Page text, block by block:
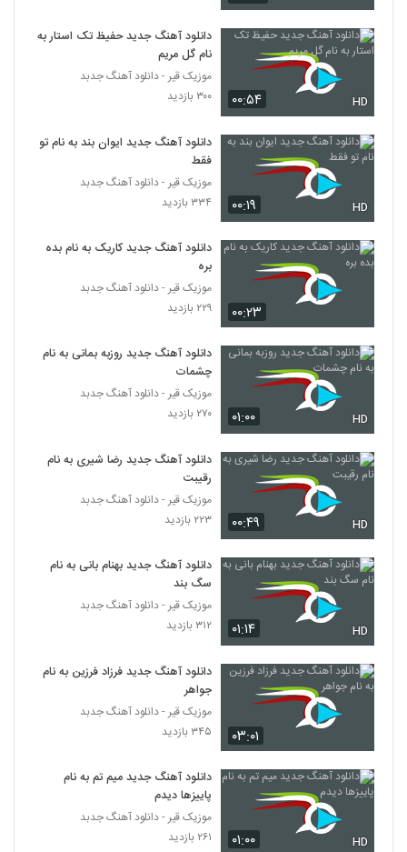
Masoud Zeynalpour Zadi Pas
5347
دانلود آهنگ دلهره از سیامک مدرسی
۱۹۹ بازدید
دانلود آهنگ پوریا کاظمی تلف (Pourya
Kazemi Talaf)
۲۳۲ بازدید
دانلود آهنگ جدید و زیبای علیرضا عبدی با نام
5350
۲۳۶ بازدید
5351
آهنگ زیبا تر از تو از میثم فائزنیا(پاپ)
۲۲۷ بازدید
Omidreza(I) Mohem Nist
5353
موزیک زیبای رسیدی (رمیکس) از فرشاد افشار
۲۳۴ بازدید
دانلود آهنگ جاوید روزای رفته
۲۳۳ بازدید
موزیک زیبای تنفر از طیب باقری
5356
دانلود آهنگ امیر حاجی قاسمی نمیتونم
دانلود آهنگ جدید و زیبای علی منتظری با نام
۰۰:۵۴ HD
دانلود آهنگ جدید حفیظ تک استار به
نام گل مریم
موزیک قیر - دانلود آهنگ جدبد
۳۰۰ بازدید
۰۰:۱۹ HD
دانلود آهنگ جدید ایوان بند به نام تو
فقط
موزیک قیر - دانلود آهنگ جدبد
۳۳۴ بازدید
۰۰:۲۳
دانلود آهنگ جدید کاریک به نام بده
بره
موزیک قیر - دانلود آهنگ جدبد
۲۲۹ بازدید
۰۱:۰۰ HD
دانلود آهنگ جدید روزبه بمانی به نام
چشمات
موزیک قیر - دانلود آهنگ جدبد
۲۷۰ بازدید
۰۰:۴۹ HD
دانلود آهنگ جدید رضا شیری به نام
رقیبت
موزیک قیر - دانلود آهنگ جدبد
۲۲۳ بازدید
۰۱:۱۴ HD
دانلود آهنگ جدید بهنام بانی به نام
سگ بند
موزیک قیر - دانلود آهنگ جدبد
۳۱۲ بازدید
۰۳:۰۱
دانلود آهنگ جدید فرزاد فرزین به نام
جواهر
موزیک قیر - دانلود آهنگ جدبد
۳۴۵ بازدید
۰۱:۰۰ HD
دانلود آهنگ جدید میم تم به نام
پاییزها دیدم
موزیک قیر - دانلود آهنگ جدبد
۲۶۱ بازدید